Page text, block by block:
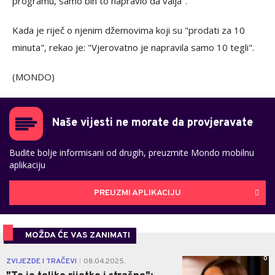
Kada je riječ o njenim džemovima koji su "prodati za 10
minuta", rekao je: "Vjerovatno je napravila samo 10 tegli".
(MONDO)
Naše vijesti ne morate da provjeravate
Budite bolje informisani od drugih, preuzmite Mondo mobilnu
aplikaciju
PREUZMI APLIKACIJU
MOŽDA ĆE VAS ZANIMATI
ZVIJEZDE I TRAČEVI 08.04.2025. 0